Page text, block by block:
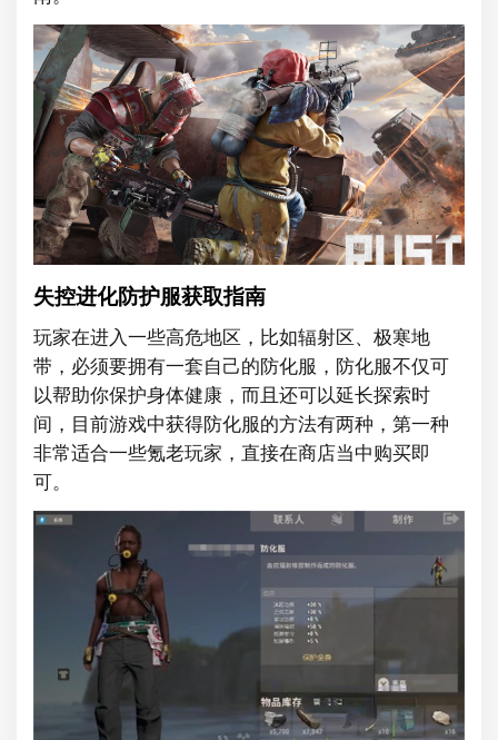
失控进化防护服获取指南
玩家在进入一些高危地区，比如辐射区、极寒地
带，必须要拥有一套自己的防化服，防化服不仅可
以帮助你保护身体健康，而且还可以延长探索时
间，目前游戏中获得防化服的方法有两种，第一种
非常适合一些氪老玩家，直接在商店当中购买即
可。